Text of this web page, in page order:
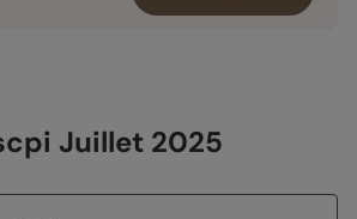
Juillet 2025